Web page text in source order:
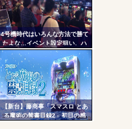
4号機時代はいろんな方法で勝て
たよな…イベント設定狙い、ハ
イエナ、超技術介入機、新装狙
【新台】藤商事「スマスロ とあ
る魔術の禁書目録2」初日の感